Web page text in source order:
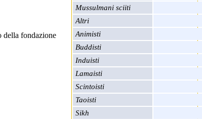
Mussulmani sciiti
Altri
Animisti
Buddisti
Induisti
Lamaisti
Scintoisti
Taoisti
Sikh
della fondazione